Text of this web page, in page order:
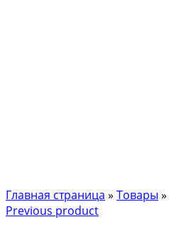
Главная страница » Товары »
Previous product